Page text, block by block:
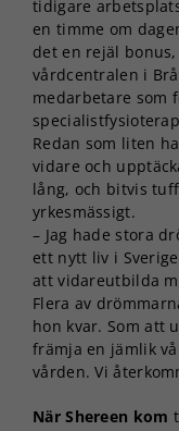
tidigare
en timme om
det en rejäl
vårdcentralen i
medarbetare som
Redan som liten
vidare och
lång, och bitvis
yrkesmässigt.
– Jag hade stora
ett nytt liv i
att vidareutbilda
Flera av
hon kvar. Som att
främja en jämlik
vården. Vi
När Shereen kom